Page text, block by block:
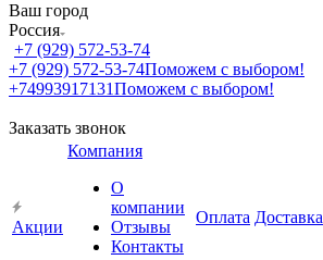
Ваш город
Россия
+7 (929) 572-53-74
+7 (929) 572-53-74Поможем с выбором!
+74993917131Поможем с выбором!
Заказать звонок
Акции
Компания
О
компании
Отзывы
Контакты
Оплата Доставка